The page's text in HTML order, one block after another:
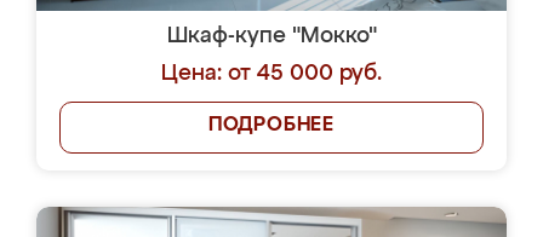
Шкаф-купе "Мокко"
Цена: от 45 000 руб.
ПОДРОБНЕЕ